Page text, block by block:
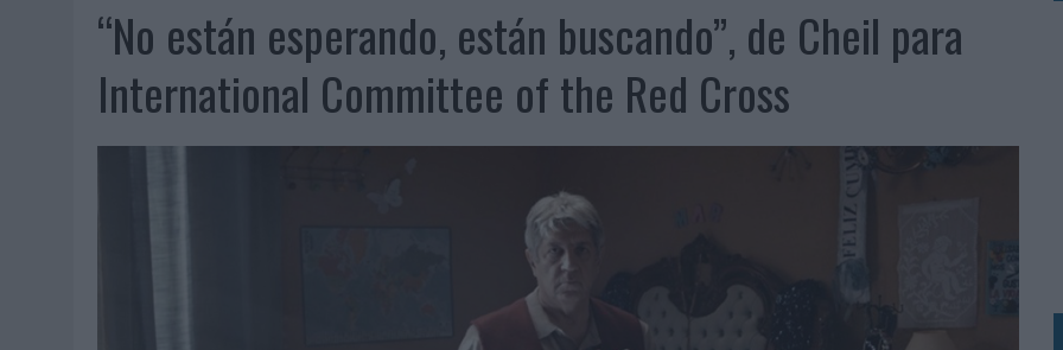
04/08/2026
‘EL PARAÍSO MÁS CERCA’, DE 22GRADOS PARA LOPESAN HOTELS & RESORTS
04/08/2026
‘LA ÚNICA CERVEZA DEL MUNDO QUE SE DISFRUTA DOS VECES’, DE INUSUALY PARA CERVEZA CAPAZ
04/08/2026
|
‘EL FÚTBOL SIN LAS PERSONAS’, DE DENTSU CREATIVE PARA ORANGE
AUDIBLE REIVINDICA EL PODER TRANSFORMADOR DEL AUDIO EN SU NUEVA CAMPAÑA GLOBAL DE MARCA
‘VUELVE EL FÚTBOL. VUELVE A SOÑAR’, DE VML PARA MOVISTAR
MOVISTAR APELA A LA ILUSIÓN DE LAS AFICIONES PARA EL REGRESO DEL FÚTBOL
EL REAL BETIS INVITA A LOS AFICIONADOS A DISEÑAR SU PRÓXIMA CAMISETA FOREVER GREEN
“No están esperando, están buscando”, de Cheil para
International Committee of the Red Cross